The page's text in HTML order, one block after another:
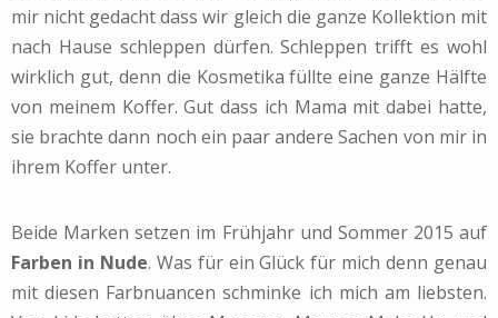
mir nicht gedacht dass wir gleich die ganze Kollektion mit
nach Hause schleppen dürfen. Schleppen trifft es wohl
wirklich gut, denn die Kosmetika füllte eine ganze Hälfte
von meinem Koffer. Gut dass ich Mama mit dabei hatte,
sie brachte dann noch ein paar andere Sachen von mir in
ihrem Koffer unter.
Beide Marken setzen im Frühjahr und Sommer 2015 auf
Farben in Nude. Was für ein Glück für mich denn genau
mit diesen Farbnuancen schminke ich mich am liebsten.